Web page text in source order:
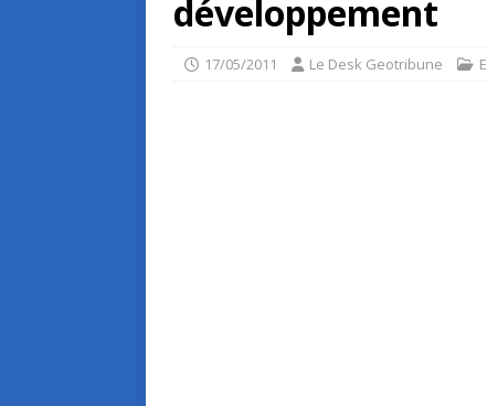
développement
17/05/2011 Le Desk Geotribune